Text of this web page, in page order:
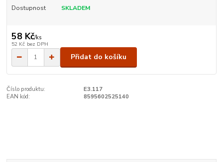
Dostupnost SKLADEM
58 Kč/ks
52 Kč bez DPH
Přidat do košíku
Číslo produktu:
E3.117
EAN kód:
8595602525140